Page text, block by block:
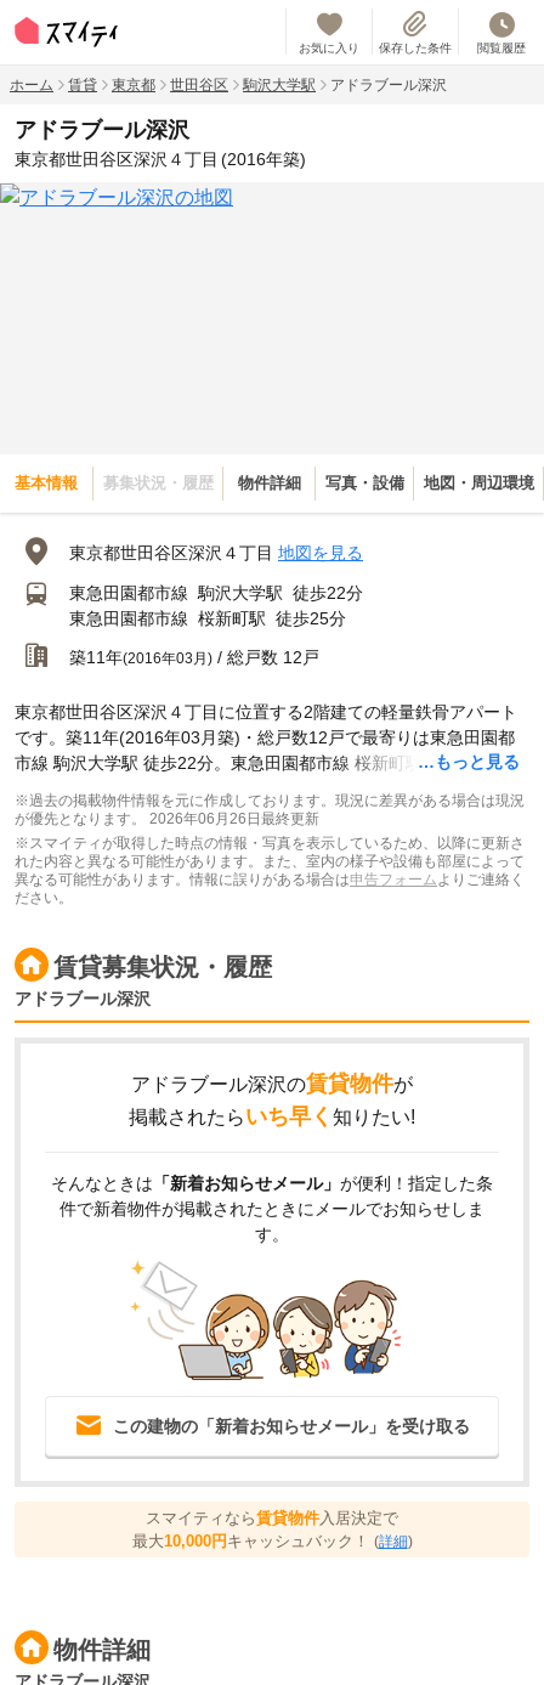
お気に入り 保存した条件 閲覧履歴
ホーム 賃貸 東京都 世田谷区 駒沢大学駅 アドラブール深沢
アドラブール深沢
東京都世田谷区深沢４丁目 (2016年築)
基本情報 募集状況・履歴 物件詳細 写真・設備 地図・周辺環境
東京都世田谷区深沢４丁目 地図を見る
東急田園都市線 駒沢大学駅 徒歩22分
東急田園都市線 桜新町駅 徒歩25分
築11年(2016年03月) / 総戸数 12戸
…もっと見る
東京都世田谷区深沢４丁目に位置する2階建ての軽量鉄骨アパート
です。築11年(2016年03月築)・総戸数12戸で最寄りは東急田園都
市線 駒沢大学駅 徒歩22分。東急田園都市線 桜新町駅 徒歩25分で
※過去の掲載物件情報を元に作成しております。現況に差異がある場合は現況
が優先となります。 2026年06月26日最終更新
※スマイティが取得した時点の情報・写真を表示しているため、以降に更新さ
れた内容と異なる可能性があります。また、室内の様子や設備も部屋によって
異なる可能性があります。情報に誤りがある場合は申告フォームよりご連絡く
ださい。
賃貸募集状況・履歴
アドラブール深沢
アドラブール深沢の賃貸物件が
掲載されたらいち早く 知りたい!
そんなときは 「新着お知らせメール」 が便利！指定した条
件で新着物件が掲載されたときにメールでお知らせしま
す。
この建物の「新着お知らせメール」を受け取る
スマイティなら賃貸物件入居決定で
最大10,000円 キャッシュバック！ (詳細)
物件詳細